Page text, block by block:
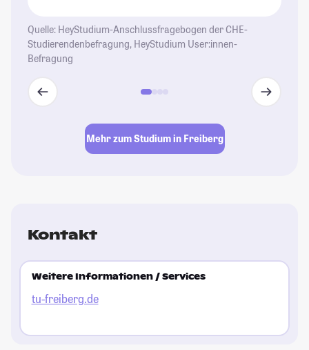
Quelle: HeyStudium-Anschlussfragebogen der CHE-
Studierendenbefragung, HeyStudium User:innen-
Befragung
Mehr zum Studium in Freiberg
Kontakt
Weitere Informationen / Services
tu-freiberg.de